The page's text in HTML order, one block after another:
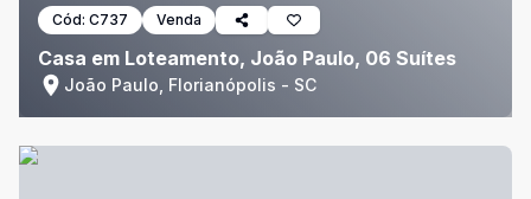
Cód: C737 Venda
Casa em Loteamento, João Paulo, 06 Suítes
João Paulo, Florianópolis - SC